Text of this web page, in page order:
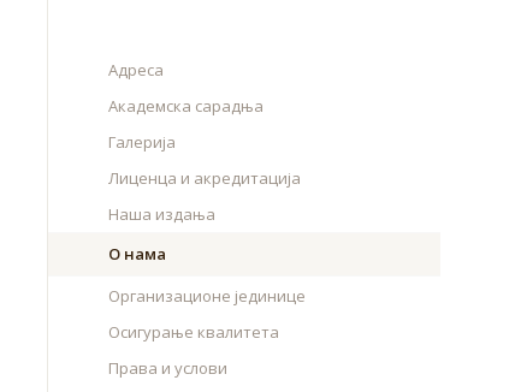
Адреса
Академска сарадња
Галерија
Лиценца и акредитација
Наша издања
О нама
Организационе јединице
Осигурање квалитета
Права и услови